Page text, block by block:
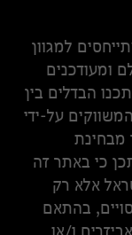
למגוון
ומעודכנים
הבדלים בין
על-ידי
מבחינת
כי באתר זה
אלא רק
בהתאם